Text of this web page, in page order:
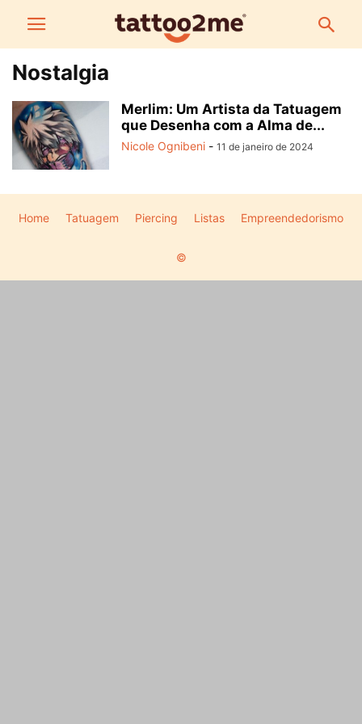
Nostalgia
Merlim: Um Artista da Tatuagem
que Desenha com a Alma de...
Nicole Ognibeni - 11 de janeiro de 2024
Home Tatuagem Piercing Listas Empreendedorismo
©